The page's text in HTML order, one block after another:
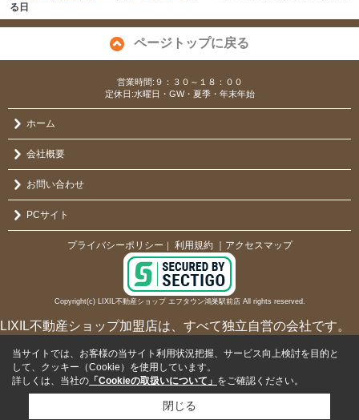
る日
ページトップに戻る
営業時間:９：３０～１８：００
定休日:水曜日・GW・夏季・年末年始
ホーム
会社概要
お問い合わせ
PCサイト
プライバシーポリシー ｜ 利用規約 ｜アクセスマップ
Copyright(c) LIXIL不動産ショップ エフタウン鴻巣駅前店 All rights reserved.
LIXIL不動産ショップ加盟店は、すべて独立自営の会社です。
当サイトでは、お客様の当サイト利用状況把握、サービス向上検討を目的と
して、クッキー（Cookie）を使用しています。
詳しくは、当社の 「Cookieの取扱いについて」 をご確認ください。
閉じる